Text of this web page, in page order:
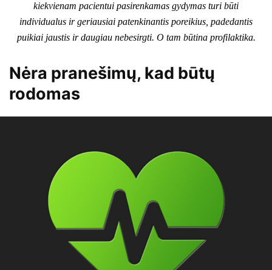
kiekvienam pacientui pasirenkamas gydymas turi būti
individualus ir geriausiai patenkinantis poreikius, padedantis
puikiai jaustis ir daugiau nebesirgti. O tam būtina profilaktika.
Nėra pranešimų, kad būtų
rodomas